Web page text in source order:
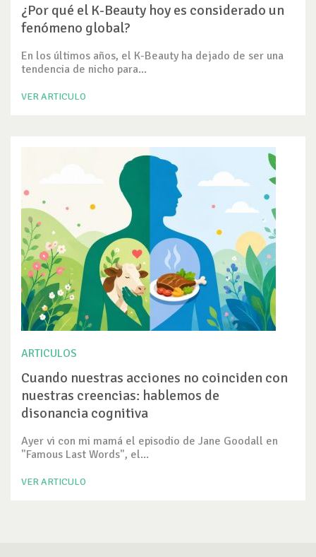
¿Por qué el K-Beauty hoy es considerado un
fenómeno global?
En los últimos años, el K-Beauty ha dejado de ser una
tendencia de nicho para...
VER ARTICULO
ARTICULOS
Cuando nuestras acciones no coinciden con
nuestras creencias: hablemos de
disonancia cognitiva
Ayer vi con mi mamá el episodio de Jane Goodall en
"Famous Last Words", el...
VER ARTICULO